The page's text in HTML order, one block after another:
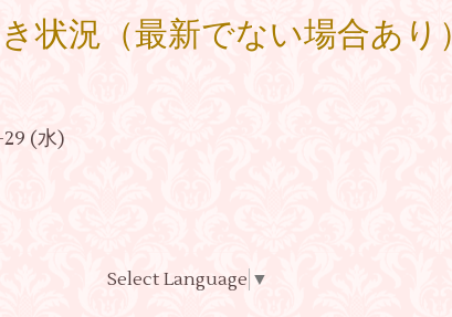
状況（最新でない場合あり）
(水)
Select Language ▼